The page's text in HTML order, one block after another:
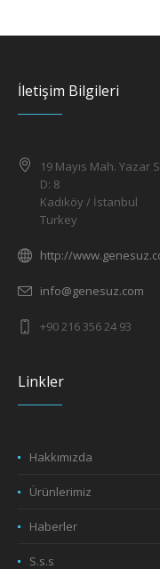
İletişim Bilgileri
19 Mayıs Mah. Yazar
D: 8
Kadıköy / İstanbul
Turkey
http://
info@genesuz.com
+90 216 356 24 93
Linkler
Hakkımızda
Ürünlerimiz
Haberler
S.s.s